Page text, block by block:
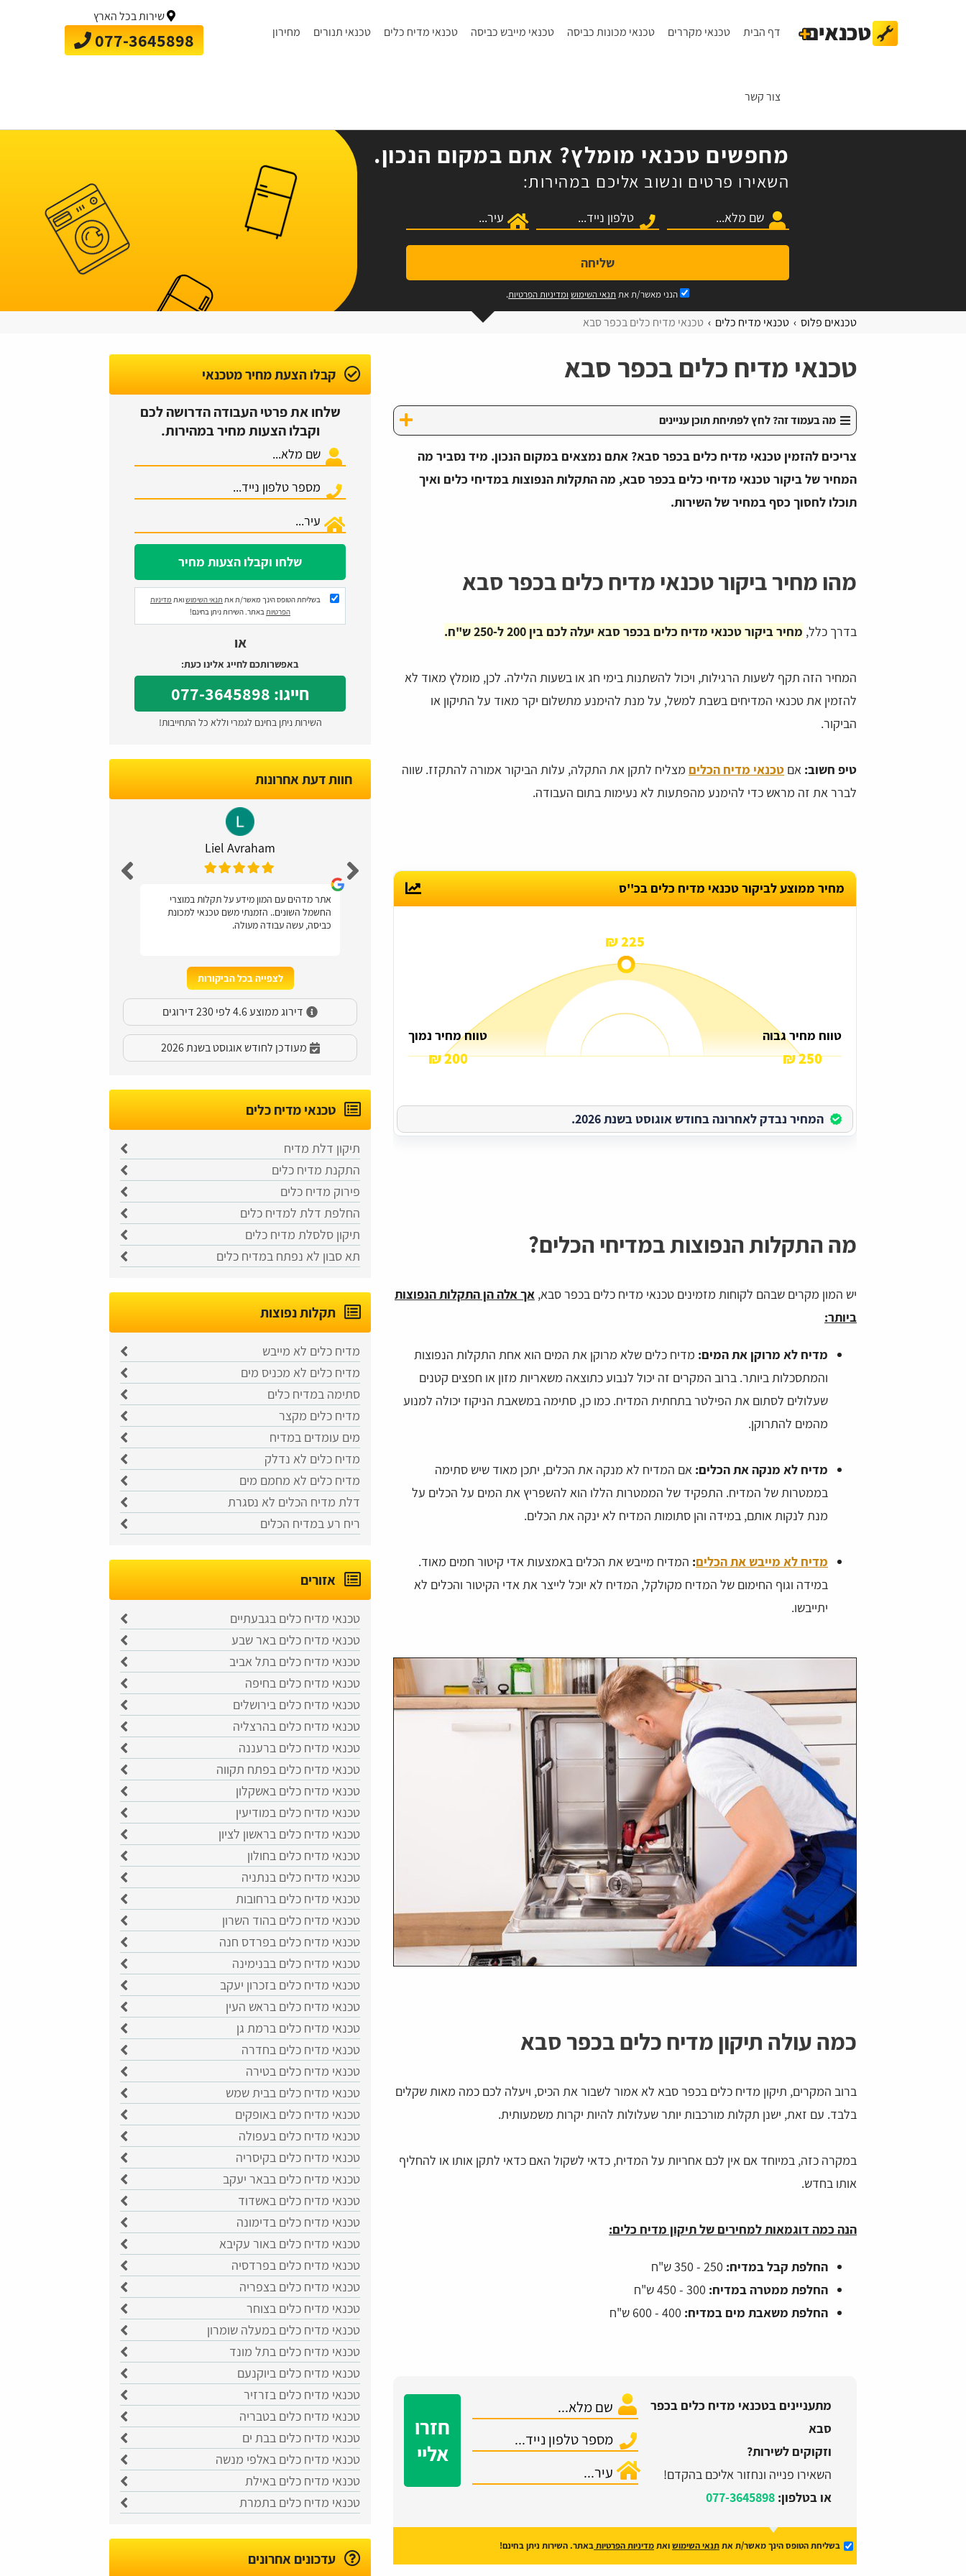
דף הבית טכנאי מקררים טכנאי מכונות כביסה טכנאי מייבש כביסה טכנאי מדיח כלים טכנאי תנורים מחירון
צור קשר
שירות בכל הארץ
077-3645898
מחפשים טכנאי מומלץ? אתם במקום הנכון.
השאירו פרטים ונשוב אליכם במהירות:
שליחה
הנני מאשר/ת את תנאי השימוש ומדיניות הפרטיות.
טכנאים פלוס טכנאי מדיח כלים טכנאי מדיח כלים בכפר סבא
טכנאי מדיח כלים בכפר סבא
מה בעמוד זה? לחץ לפתיחת תוכן עניינים
צריכים להזמין טכנאי מדיח כלים בכפר סבא? אתם נמצאים במקום הנכון. מיד נסביר מה
המחיר של ביקור טכנאי מדיחי כלים בכפר סבא, מה התקלות הנפוצות במדיחי כלים ואיך
תוכלו לחסוך כסף במחיר של השירות.
מהו מחיר ביקור טכנאי מדיח כלים בכפר סבא
בדרך כלל, מחיר ביקור טכנאי מדיח כלים בכפר סבא יעלה לכם בין 200 ל-250 ש"ח.
המחיר הזה תקף לשעות הרגילות, ויכול להשתנות בימי חג או בשעות הלילה. לכן, מומלץ מאוד לא
להזמין את טכנאי המדיחים בשבת למשל, על מנת להימנע מתשלום יקר מאוד על התיקון או
הביקור.
טיפ חשוב: אם טכנאי מדיח הכלים מצליח לתקן את התקלה, עלות הביקור אמורה להתקזז. שווה
לברר את זה מראש כדי להימנע מהפתעות לא נעימות בתום העבודה.
מחיר ממוצע לביקור טכנאי מדיח כלים בכ''ס
225 ₪
טווח מחיר גבוה
250 ₪
טווח מחיר נמוך
200 ₪
המחיר נבדק לאחרונה בחודש אוגוסט בשנת 2026.
מה התקלות הנפוצות במדיחי הכלים?
יש המון מקרים שבהם לקוחות מזמינים טכנאי מדיח כלים בכפר סבא, אך אלה הן התקלות הנפוצות
ביותר:
מדיח לא מרוקן את המים: מדיח כלים שלא מרוקן את המים הוא אחת התקלות הנפוצות
והמתסכלות ביותר. ברוב המקרים זה יכול לנבוע כתוצאה משאריות מזון או חפצים קטנים
שעלולים לסתום את הפילטר בתחתית המדיח. כמו כן, סתימה במשאבת הניקוז יכולה למנוע
מהמים להתרוקן.
מדיח לא מנקה את הכלים: אם המדיח לא מנקה את הכלים, יתכן מאוד שיש סתימה
בממטרות של המדיח. התפקיד של הממטרות הללו הוא להשפריץ את המים על הכלים על
מנת לנקות אותם, במידה והן סתומות המדיח לא ינקה את הכלים.
מדיח לא מייבש את הכלים: המדיח מייבש את הכלים באמצעות אדי קיטור חמים מאוד.
במידה וגוף החימום של המדיח מקולקל, המדיח לא יוכל לייצר את אדי הקיטור והכלים לא
יתייבשו.
כמה עולה תיקון מדיח כלים בכפר סבא
ברוב המקרים, תיקון מדיח כלים בכפר סבא לא אמור לשבור את הכיס, ויעלה לכם כמה מאות שקלים
בלבד. עם זאת, ישנן תקלות מורכבות יותר שעלולות להיות יקרות משמעותית.
במקרה כזה, במיוחד אם אין לכם אחריות על המדיח, כדאי לשקול האם כדאי לתקן אותו או להחליף
אותו בחדש.
הנה כמה דוגמאות למחירים של תיקון מדיח כלים:
החלפת קבל במדיח:
החלפת ממטרה במדיח:
החלפת משאבת מים במדיח:
מתעניינים בטכנאי מדיח כלים בכפר
סבא
וזקוקים לשירות?
השאירו פנייה ונחזור אליכם בהקדם!
או בטלפון: 077-3645898
חזרו
אליי
בשליחת הטופס הינך מאשר/ת אתתנאי השימושואתמדיניות הפרטיותבאתר. השירות ניתן בחינם!
קבלו הצעת מחיר מטכנאי
שלחו את פרטי העבודה הדרושה לכם
וקבלו הצעות מחיר במהירות.
בשליחת הטופס הינך מאשר/ת את תנאי השימושואת מדיניות
הפרטיות באתר. השירות ניתן בחינם!
או
באפשרותכם לחייג אלינו כעת:
חייגו: 077-3645898
השירות ניתן בחינם לגמרי וללא כל התחייבות!
חוות דעת אחרונות
Liel Avraham
אתר מדהים עם המון מידע על תקלות במוצרי
החשמל השונים.. הזמנתי משם טכנאי למכונת
כביסה, עשה עבודה מעולה.
מצאתי דרך האתר טכנאי למכונת הכביסה שלי,
לצפייה בכל הביקורות
דירוג ממוצע 4.6 לפי 230 דירוגים
מעודכן לחודש אוגוסט בשנת 2026
טכנאי מדיח כלים
תיקון דלת מדיח
התקנת מדיח כלים
פירוק מדיח כלים
החלפת דלת למדיח כלים
תיקון סלסלת מדיח כלים
תא סבון לא נפתח במדיח כלים
תקלות נפוצות
מדיח כלים לא מייבש
מדיח כלים לא מכניס מים
סתימה במדיח כלים
מדיח כלים מקצר
מים עומדים במדיח
מדיח כלים לא נדלק
מדיח כלים לא מחמם מים
דלת מדיח הכלים לא נסגרת
ריח רע במדיח הכלים
אזורים
טכנאי מדיח כלים בגבעתיים
טכנאי מדיח כלים באר שבע
טכנאי מדיח כלים בתל אביב
טכנאי מדיח כלים בחיפה
טכנאי מדיח כלים בירושלים
טכנאי מדיח כלים בהרצליה
טכנאי מדיח כלים ברעננה
טכנאי מדיח כלים בפתח תקווה
טכנאי מדיח כלים באשקלון
טכנאי מדיח כלים במודיעין
טכנאי מדיח כלים בראשון לציון
טכנאי מדיח כלים בחולון
טכנאי מדיח כלים בנתניה
טכנאי מדיח כלים ברחובות
טכנאי מדיח כלים בהוד השרון
טכנאי מדיח כלים בפרדס חנה
טכנאי מדיח כלים בבנימינה
טכנאי מדיח כלים בזכרון יעקב
טכנאי מדיח כלים בראש העין
טכנאי מדיח כלים ברמת גן
טכנאי מדיח כלים בחדרה
טכנאי מדיח כלים בטירה
טכנאי מדיח כלים בבית שמש
טכנאי מדיח כלים באופקים
טכנאי מדיח כלים בעפולה
טכנאי מדיח כלים בקיסריה
טכנאי מדיח כלים בבאר יעקב
טכנאי מדיח כלים באשדוד
טכנאי מדיח כלים בדימונה
טכנאי מדיח כלים באור עקיבא
טכנאי מדיח כלים בפרדסיה
טכנאי מדיח כלים בצפריה
טכנאי מדיח כלים בצוחר
טכנאי מדיח כלים במעלה שומרון
טכנאי מדיח כלים בתל מונד
טכנאי מדיח כלים ביוקנעם
טכנאי מדיח כלים בזרזיר
טכנאי מדיח כלים בטבריה
טכנאי מדיח כלים בבת ים
טכנאי מדיח כלים באלפי מנשה
טכנאי מדיח כלים באילת
טכנאי מדיח כלים בתמרת
עדכונים אחרונים